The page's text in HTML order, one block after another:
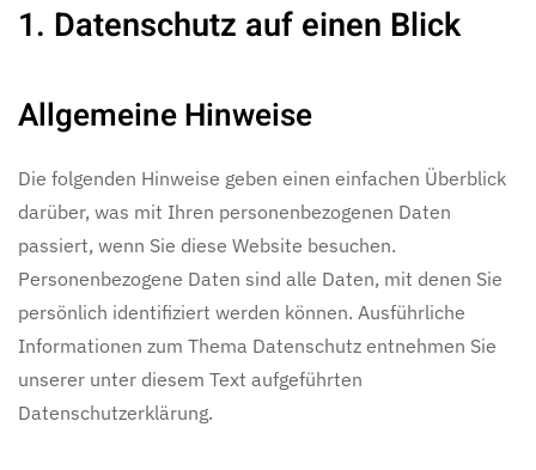
1. Datenschutz auf einen Blick
Allgemeine Hinweise
Die folgenden Hinweise geben einen einfachen Überblick
darüber, was mit Ihren personenbezogenen Daten
passiert, wenn Sie diese Website besuchen.
Personenbezogene Daten sind alle Daten, mit denen Sie
persönlich identifiziert werden können. Ausführliche
Informationen zum Thema Datenschutz entnehmen Sie
unserer unter diesem Text aufgeführten
Datenschutzerklärung.